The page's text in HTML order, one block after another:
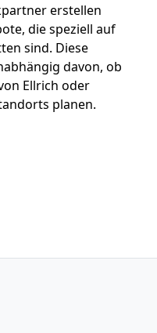
erstellen
die speziell auf
sind. Diese
davon, ob
Ellrich oder
planen.